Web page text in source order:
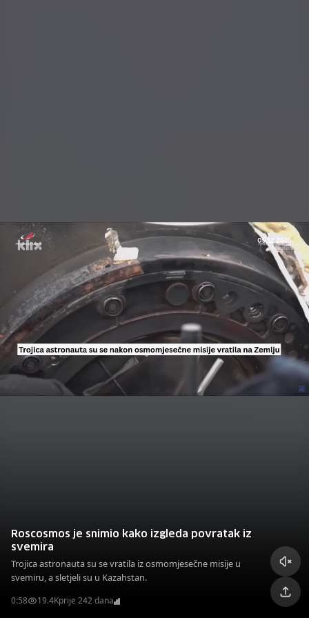
Roscosmos je snimio kako izgleda povratak iz
svemira
Trojica astronauta su se vratila iz osmomjesečne misije u
svemiru, a sletjeli su u Kazahstan.
0:58 19.4Kprije 242 dana